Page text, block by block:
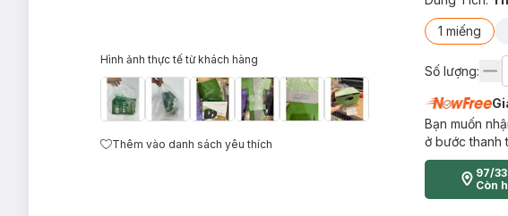
Hình ảnh thực tế từ khách hàng
Thêm vào danh sách yêu thích
1 miếng
Số lượng:
Bạn muốn
ở bước thanh
97/
Còn